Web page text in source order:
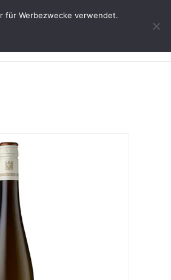
für Werbezwecke verwendet.